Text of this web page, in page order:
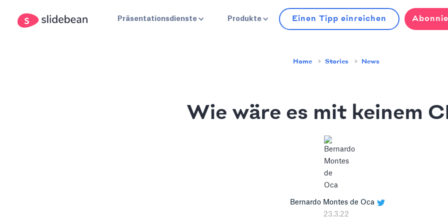
Präsentationsdienste Produkte Einen Tipp einreichen
Home Stories News
Wie wäre es mit keinem
Bernardo Montes de Oca
23.3.22